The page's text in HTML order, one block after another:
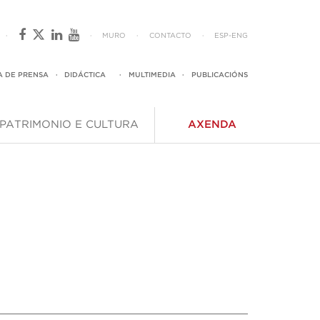
· · MURO · CONTACTO · ESP - ENG
DE PRENSA · DIDÁCTICA · MULTIMEDIA · PUBLICACIÓNS
PATRIMONIO E CULTURA AXENDA